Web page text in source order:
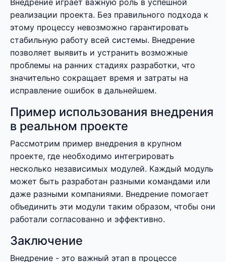
Внедрение играет важную роль в успешной
реализации проекта. Без правильного подхода к
этому процессу невозможно гарантировать
стабильную работу всей системы. Внедрение
позволяет выявить и устранить возможные
проблемы на ранних стадиях разработки, что
значительно сокращает время и затраты на
исправление ошибок в дальнейшем.
Пример использования внедрения
в реальном проекте
Рассмотрим пример внедрения в крупном
проекте, где необходимо интегрировать
несколько независимых модулей. Каждый модуль
может быть разработан разными командами или
даже разными компаниями. Внедрение помогает
объединить эти модули таким образом, чтобы они
работали согласованно и эффективно.
Заключение
Внедрение - это важный этап в процессе